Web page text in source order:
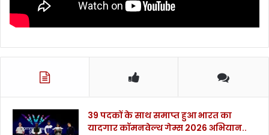
39 पदकों के साथ समाप्त हुआ भारत का
यादगार कॉमनवेल्थ गेम्स 2026 अभियान..